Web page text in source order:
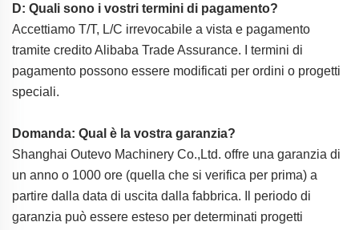
D: Quali sono i vostri termini di pagamento?
Accettiamo T/T, L/C irrevocabile a vista e pagamento
tramite credito Alibaba Trade Assurance. I termini di
pagamento possono essere modificati per ordini o progetti
speciali.
Domanda: Qual è la vostra garanzia?
Shanghai Outevo Machinery Co.,Ltd. offre una garanzia di
un anno o 1000 ore (quella che si verifica per prima) a
partire dalla data di uscita dalla fabbrica. Il periodo di
garanzia può essere esteso per determinati progetti